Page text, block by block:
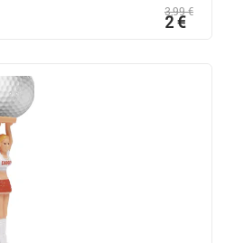
3,99 €
2 €
Anzeigen